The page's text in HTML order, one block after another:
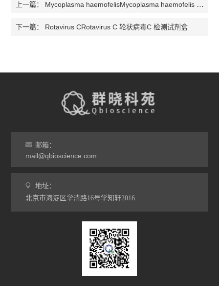
上一篇： Mycoplasma haemofelisMycoplasma haemofelis 支原体属检测试剂盒
下一篇： Rotavirus CRotavirus C 轮状病毒C 检测试剂盒
邮箱：
mail@qbioscience.com
地址：
北京市海淀区学清路16号学知轩2016